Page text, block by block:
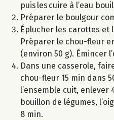
puis les cuire à l’eau
Préparer le boulgour
Éplucher les carottes et
Préparer le chou-fleur
(environ 50 g). Émincer
Dans une casserole,
chou-fleur 15 min dans
l’ensemble cuit, enlever
bouillon de légumes,
8 min.